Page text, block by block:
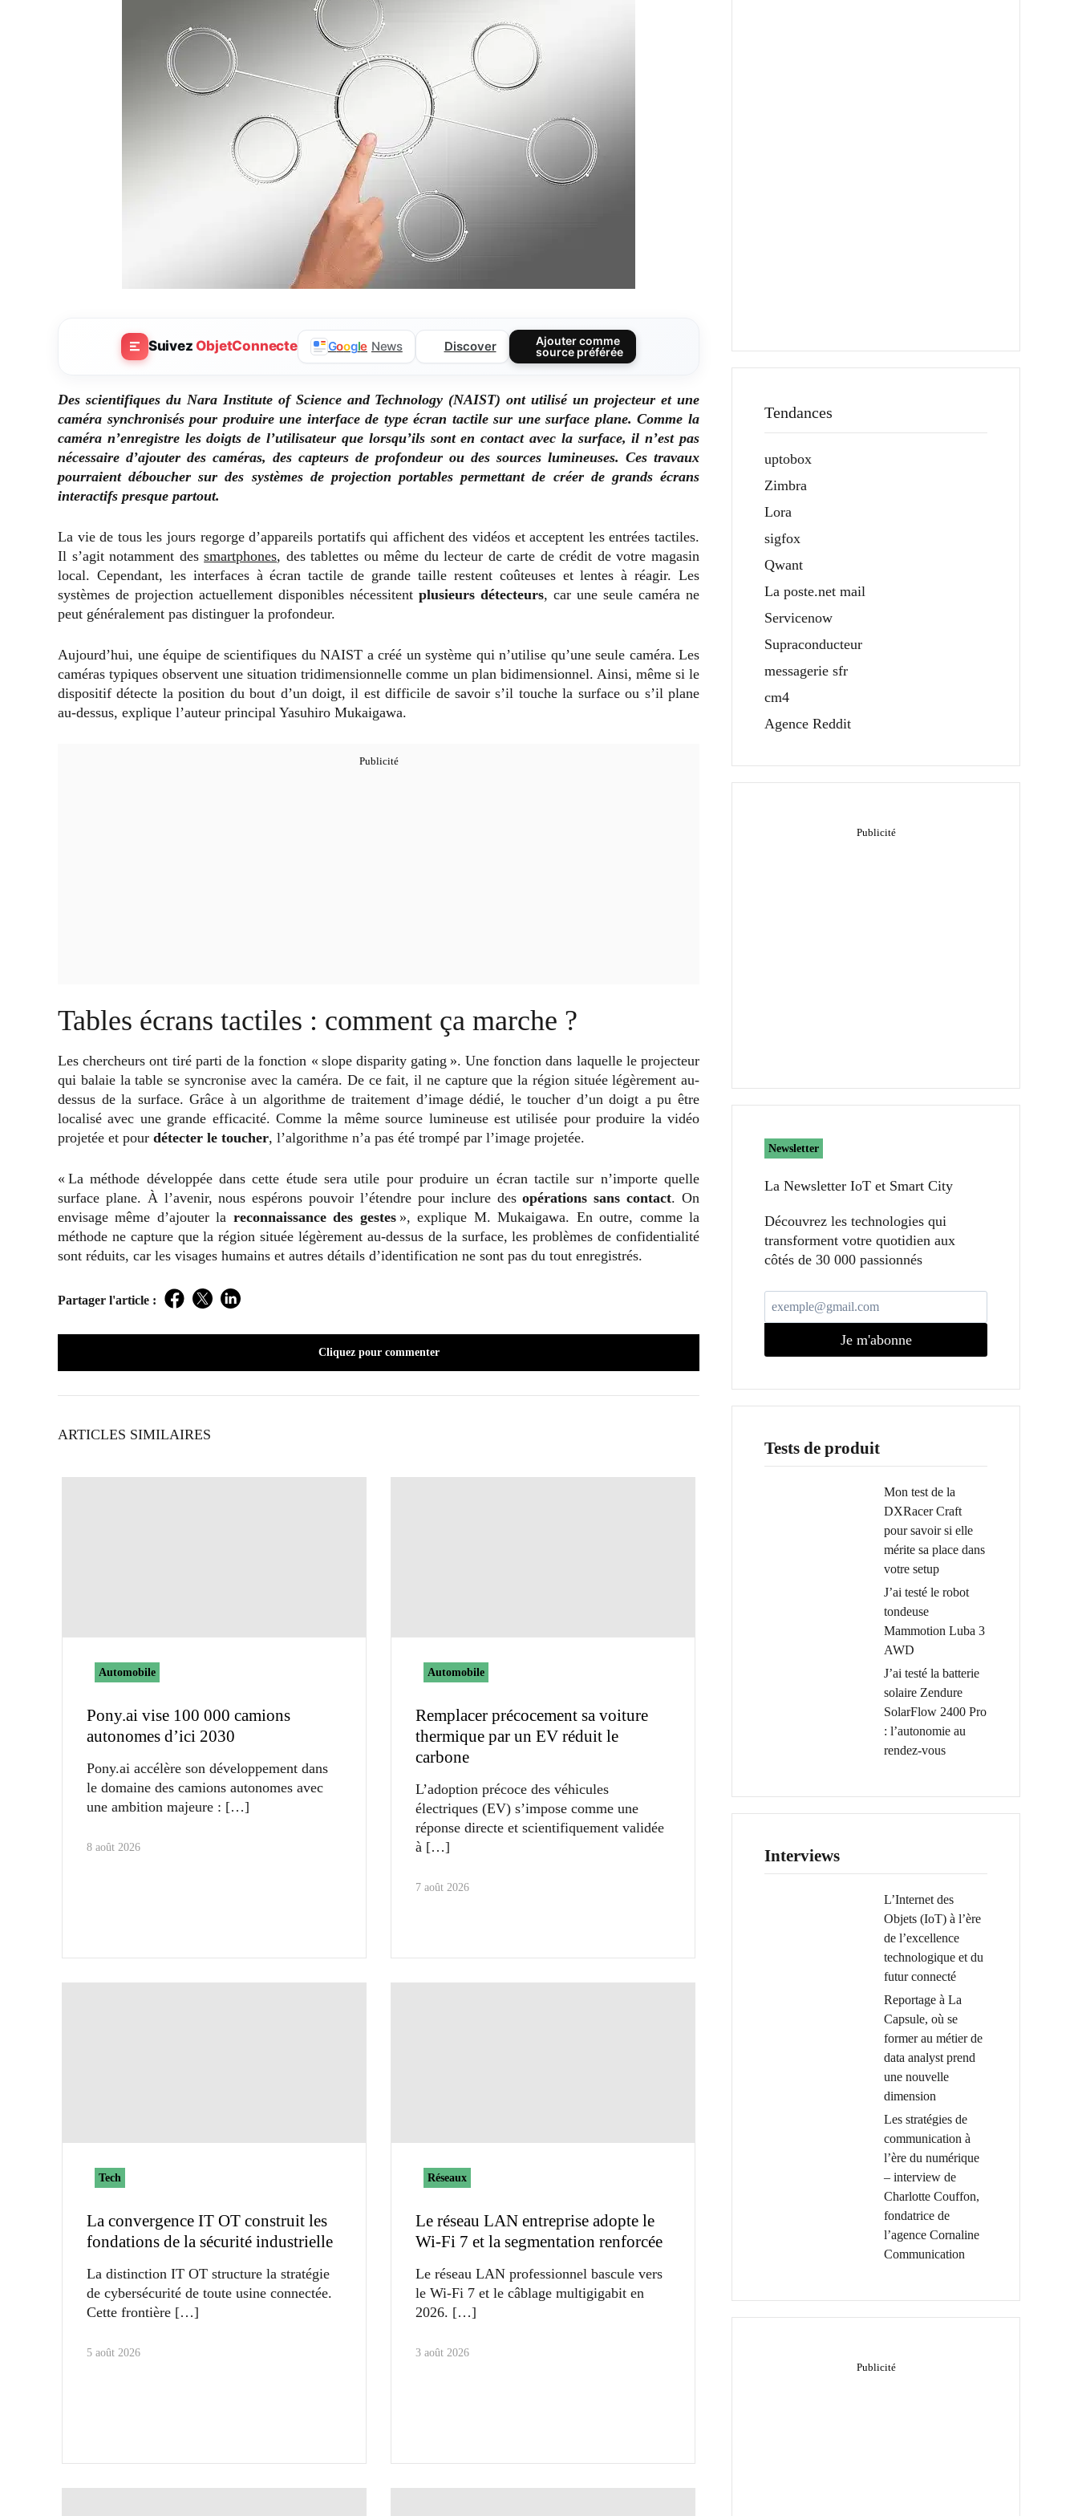
SuivezObjetConnecte Google News Discover
Ajouter comme
source préférée
Des scientifiques du Nara Institute of Science and Technology (NAIST) ont utilisé un projecteur et une
caméra synchronisés pour produire une interface de type écran tactile sur une surface plane. Comme la
caméra n’enregistre les doigts de l’utilisateur que lorsqu’ils sont en contact avec la surface, il n’est pas
nécessaire d’ajouter des caméras, des capteurs de profondeur ou des sources lumineuses. Ces travaux
pourraient déboucher sur des systèmes de projection portables permettant de créer de grands écrans
interactifs presque partout.
La vie de tous les jours regorge d’appareils portatifs qui affichent des vidéos et acceptent les entrées tactiles.
Il s’agit notamment dessmartphones, des tablettes ou même du lecteur de carte de crédit de votre magasin
local. Cependant, les interfaces à écran tactile de grande taille restent coûteuses et lentes à réagir. Les
systèmes de projection actuellement disponibles nécessitent plusieurs détecteurs, car une seule caméra ne
peut généralement pas distinguer la profondeur.
Aujourd’hui, une équipe de scientifiques du NAIST a créé un système qui n’utilise qu’une seule caméra. Les
caméras typiques observent une situation tridimensionnelle comme un plan bidimensionnel. Ainsi, même si le
dispositif détecte la position du bout d’un doigt, il est difficile de savoir s’il touche la surface ou s’il plane
au-dessus, explique l’auteur principal Yasuhiro Mukaigawa.
Tables écrans tactiles : comment ça marche ?
Les chercheurs ont tiré parti de la fonction « slope disparity gating ». Une fonction dans laquelle le projecteur
qui balaie la table se syncronise avec la caméra. De ce fait, il ne capture que la région située légèrement au-
dessus de la surface. Grâce à un algorithme de traitement d’image dédié, le toucher d’un doigt a pu être
localisé avec une grande efficacité. Comme la même source lumineuse est utilisée pour produire la vidéo
projetée et pour détecter le toucher, l’algorithme n’a pas été trompé par l’image projetée.
« La méthode développée dans cette étude sera utile pour produire un écran tactile sur n’importe quelle
surface plane. À l’avenir, nous espérons pouvoir l’étendre pour inclure desopérations sans contact. On
envisage même d’ajouter la reconnaissance des gestes », explique M. Mukaigawa. En outre, comme la
méthode ne capture que la région située légèrement au-dessus de la surface, les problèmes de confidentialité
sont réduits, car les visages humains et autres détails d’identification ne sont pas du tout enregistrés.
Partager l'article : Facebook
TwitterLinkedIn
Cliquez pour commenter
ARTICLES SIMILAIRES
Automobile
Pony.ai vise 100 000 camions
autonomes d’ici 2030
Pony.ai accélère son développement dans
le domaine des camions autonomes avec
une ambition majeure :
8 août 2026
Automobile
Remplacer précocement sa voiture
thermique par un EV réduit le
carbone
L’adoption précoce des véhicules
électriques (EV) s’impose comme une
réponse directe et scientifiquement validée
à
7 août 2026
Tech
La convergence IT OT construit les
fondations de la sécurité industrielle
La distinction IT OT structure la stratégie
de cybersécurité de toute usine connectée.
Cette frontière
5 août 2026
Réseaux
Le réseau LAN entreprise adopte le
Wi-Fi 7 et la segmentation renforcée
Le réseau LAN professionnel bascule vers
le Wi-Fi 7 et le câblage multigigabit en
2026.
3 août 2026
Tendances
uptobox
Zimbra
Lora
sigfox
Qwant
La poste.net mail
Servicenow
Supraconducteur
messagerie sfr
cm4
Agence Reddit
Newsletter
La Newsletter IoT et Smart City​
Découvrez les technologies qui
transforment votre quotidien aux
côtés de 30 000 passionnés
Je m'abonne
Tests de produit
Mon test de la
DXRacer Craft
pour savoir si elle
mérite sa place dans
votre setup
J’ai testé le robot
tondeuse
Mammotion Luba 3
AWD
J’ai testé la batterie
solaire Zendure
SolarFlow 2400 Pro
: l’autonomie au
rendez-vous
Interviews
L’Internet des
Objets (IoT) à l’ère
de l’excellence
technologique et du
futur connecté
Reportage à La
Capsule, où se
former au métier de
data analyst prend
une nouvelle
dimension
Les stratégies de
communication à
l’ère du numérique
– interview de
Charlotte Couffon,
fondatrice de
l’agence Cornaline
Communication